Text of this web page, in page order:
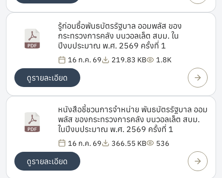
รู้ก่อนซื้อพันธบัตรรัฐบาล ออมพลัส ของ
กระทรวงการคลัง บนวอลเล็ต สบม. ใน
ปีงบประมาณ พ.ศ. 2569 ครั้งที่ 1
16 ก.ค. 69 219.83 KB 1.8K
ดูรายละเอียด
หนังสือชี้ชวนการจำหน่าย พันธบัตรรัฐบาล ออม
พลัส ของกระทรวงการคลัง บนวอลเล็ต สบม.
ในปีงบประมาณ พ.ศ. 2569 ครั้งที่ 1
16 ก.ค. 69 366.55 KB 536
ดูรายละเอียด